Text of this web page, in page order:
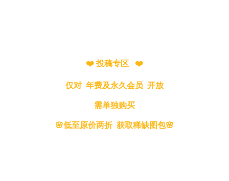
❤️ 投稿专区 ❤️
仅对 年费及永久会员 开放
需单独购买
🌸低至原价两折 获取稀缺图包🌸